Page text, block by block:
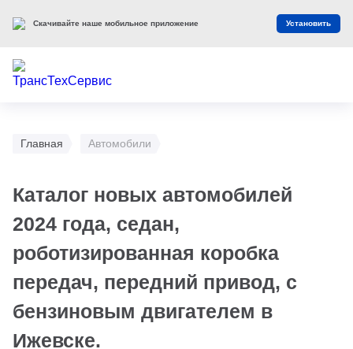
Главная Автомобили
Каталог новых автомобилей
2024 года, седан,
роботизированная коробка
передач, передний привод, с
бензиновым двигателем в
Ижевске.
Скачивайте наше мобильное приложение Установить